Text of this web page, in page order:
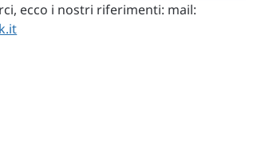
ecco i nostri riferimenti: mail: